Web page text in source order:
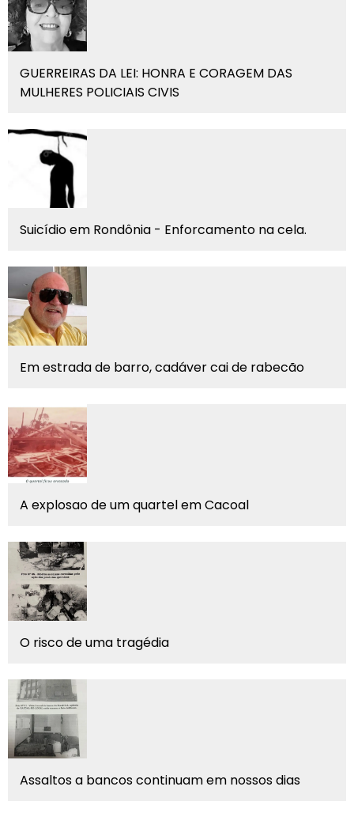
GUERREIRAS DA LEI: HONRA E CORAGEM DAS
MULHERES POLICIAIS CIVIS
Suicídio em Rondônia - Enforcamento na cela.
Em estrada de barro, cadáver cai de rabecão
A explosao de um quartel em Cacoal
O risco de uma tragédia
Assaltos a bancos continuam em nossos dias